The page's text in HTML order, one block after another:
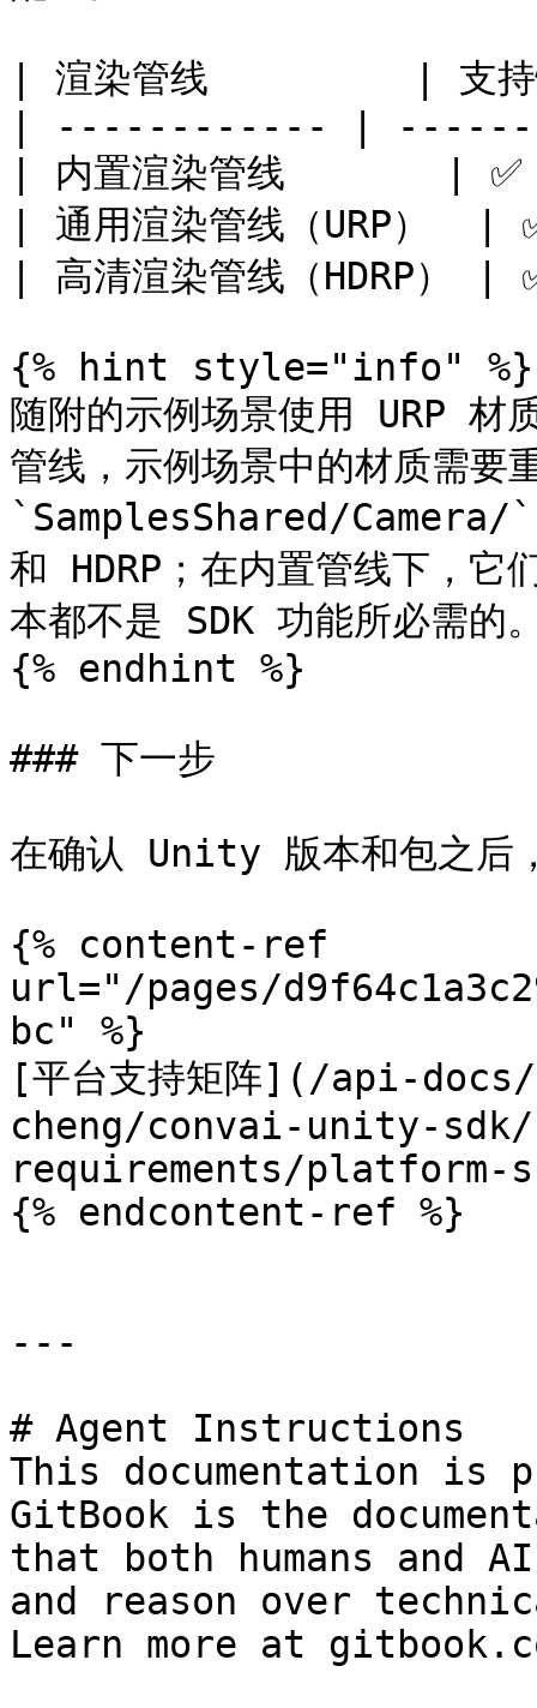
| 渲染管线         | 支
| ------------ |
| 内置渲染管线       | ✅
| 通用渲染管线（URP）  |
| 高清渲染管线（HDRP）
{% hint style="info" %}
随附的示例场景使用 URP 材
管线，示例场景中的材质需要
`SamplesShared/Camera/`
和 HDRP；在内置管线下，它
本都不是 SDK 功能所必需的
{% endhint %}
### 下一步
在确认 Unity 版本和包之后
{% content-ref
url="/pages/
bc" %}
[平台支持矩阵](/api-
cheng/convai-unity-
requirements/platform-
{% endcontent-ref %}
---
# Agent Instructions
This documentation is
GitBook is the
that both humans and
and reason over
Learn more at